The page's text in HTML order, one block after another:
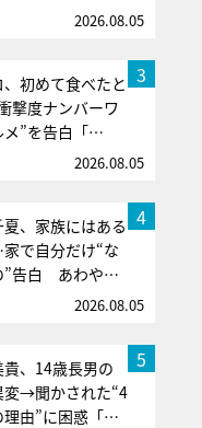
2026.08.05
3
、初めて食べたと
撃度ナンバーワ
メ”を告白「…
2026.08.05
4
、家族にはある
で自分だけ“な
”告白 あわや…
2026.08.05
5
、14歳長男の
変→聞かされた“4
理由”に困惑「…